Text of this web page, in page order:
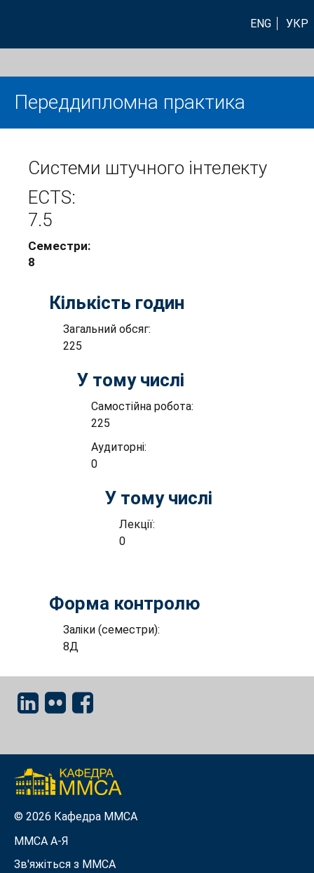
ENG УКР
Переддипломна практика
Системи штучного інтелекту
ECTS:
7.5
Семестри:
8
Кількість годин
Загальний обсяг:
225
У тому числі
Самостійна робота:
225
Аудиторні:
0
У тому числі
Лекції:
0
Форма контролю
Заліки (семестри):
8Д
© 2026 Кафедра ММСА
ММСА A-Я
Зв'яжіться з MMСА